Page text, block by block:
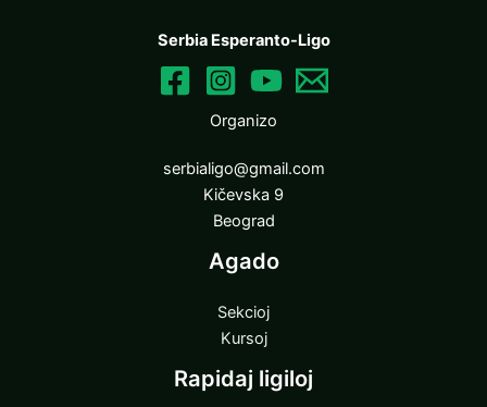
Serbia Esperanto-Ligo
Organizo
serbialigo@gmail.com
Kičevska 9
Beograd
Agado
Sekcioj
Kursoj
Rapidaj ligiloj